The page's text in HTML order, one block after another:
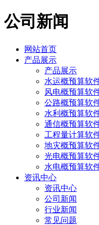
公司新闻
网站首页
产品展示
产品展示
水运概预算软
风电概预算软
公路概预算软
水利概预算软
通信概预算软
工程量计算软
地灾概预算软
光电概预算软
水电概预算软
资讯中心
资讯中心
公司新闻
行业新闻
常见问题